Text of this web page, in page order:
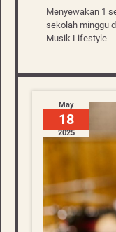
Menyewakan 1
sekolah minggu
Musik Lifestyle
May
18
2025